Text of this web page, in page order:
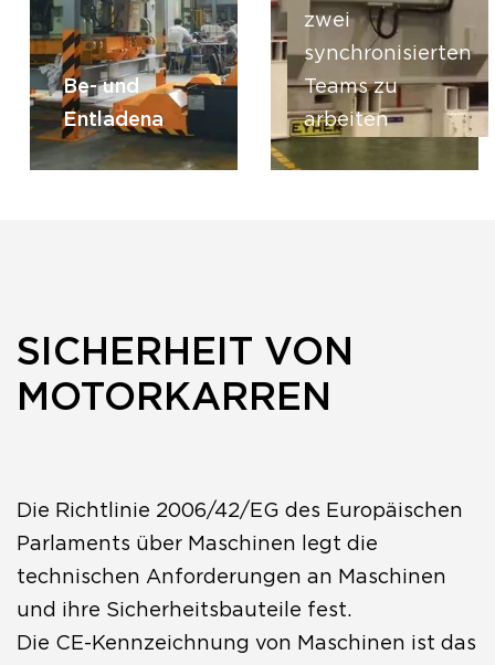
Be- und
Entladena
zwei
synchronisierten
Teams zu
arbeiten
SICHERHEIT VON
MOTORKARREN
Die Richtlinie 2006/42/EG des Europäischen
Parlaments über Maschinen legt die
technischen Anforderungen an Maschinen
und ihre Sicherheitsbauteile fest.
Die CE-Kennzeichnung von Maschinen ist das